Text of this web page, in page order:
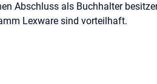
Abschluss als Buchhalter
Lexware sind vorteilhaft.
Sie natürlich eine umfassende